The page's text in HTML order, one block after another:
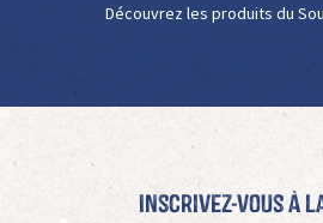
Découvrez les produits du
Inscrivez-vous à